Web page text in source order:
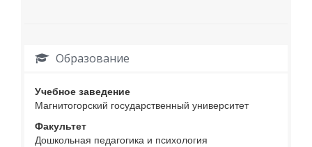
Образование
Учебное заведение
Магнитогорский государственный университет
Факультет
Дошкольная педагогика и психология